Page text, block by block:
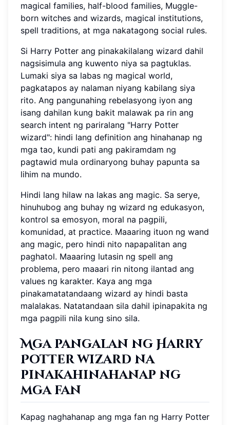
magical families, half-blood families, Muggle-
born witches and wizards, magical institutions,
spell traditions, at mga nakatagong social rules.
Si Harry Potter ang pinakakilalang wizard dahil
nagsisimula ang kuwento niya sa pagtuklas.
Lumaki siya sa labas ng magical world,
pagkatapos ay nalaman niyang kabilang siya
rito. Ang pangunahing rebelasyong iyon ang
isang dahilan kung bakit malawak pa rin ang
search intent ng pariralang "Harry Potter
wizard": hindi lang definition ang hinahanap ng
mga tao, kundi pati ang pakiramdam ng
pagtawid mula ordinaryong buhay papunta sa
lihim na mundo.
Hindi lang hilaw na lakas ang magic. Sa serye,
hinuhubog ang buhay ng wizard ng edukasyon,
kontrol sa emosyon, moral na pagpili,
komunidad, at practice. Maaaring ituon ng wand
ang magic, pero hindi nito napapalitan ang
paghatol. Maaaring lutasin ng spell ang
problema, pero maaari rin nitong ilantad ang
values ng karakter. Kaya ang mga
pinakamatatandaang wizard ay hindi basta
malalakas. Natatandaan sila dahil ipinapakita ng
mga pagpili nila kung sino sila.
Mga pangalan ng Harry
Potter wizard na
pinakahinahanap ng
mga fan
Kapag naghahanap ang mga fan ng Harry Potter